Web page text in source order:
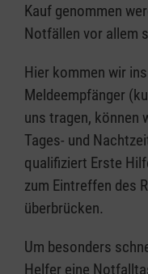
Kauf genommen
Notfällen vor allem
Hier kommen wir
Meldeempfänger
uns tragen, können
Tages- und
qualifiziert Erste
zum Eintreffen des
überbrücken.
Um besonders
Helfer eine